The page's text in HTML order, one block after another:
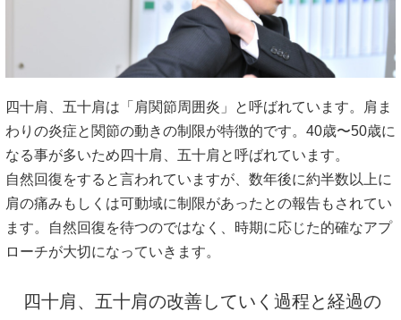
四十肩、五十肩は「肩関節周囲炎」と呼ばれています。肩ま
わりの炎症と関節の動きの制限が特徴的です。40歳〜50歳に
なる事が多いため四十肩、五十肩と呼ばれています。
自然回復をすると言われていますが、数年後に約半数以上に
肩の痛みもしくは可動域に制限があったとの報告もされてい
ます。自然回復を待つのではなく、時期に応じた的確なアプ
ローチが大切になっていきます。
四十肩、五十肩の改善していく過程と経過の